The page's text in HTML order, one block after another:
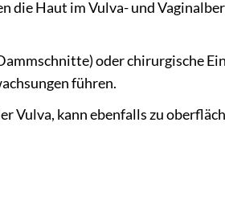
die Haut im Vulva- und
oder chirurgische
führen.
Vulva, kann ebenfalls zu